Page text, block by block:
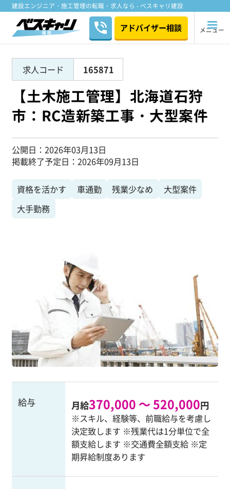
建設エンジニア・施工管理の転職・求人なら - ベスキャリ建設
アドバイザー相談 メニュー
求人コード 165871
【土木施工管理】北海道石狩
市：RC造新築工事・大型案件
公開日
2026年03月13日
掲載終了予定日
2026年09月13日
資格を活かす 車通勤 残業少なめ
大型案件
大手勤務
給与 月給370,000 ～ 520,000円
※スキル、経験等、前職給与を考慮し
決定致します ※残業代は1分単位で全
額支給します ※交通費全額支給 ※定
期昇給制度あります